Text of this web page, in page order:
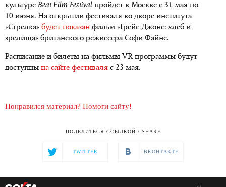
культуреBeat Film Festival пройдет в Москве с 31 мая по
10 июня. На открытии фестиваля во дворе института
«Стрелка» будет показан фильм «Грейс Джонс: хлеб и
зрелища» британского режиссера Софи Файнс.
Расписание и билеты на фильмы VR-программы будут
доступны на сайте фестиваля с 23 мая.
Понравился материал? Помоги сайту!
ПОДЕЛИТЬСЯ ССЫЛКОЙ / SHARE
TWITTER ВКОНТАКТЕ